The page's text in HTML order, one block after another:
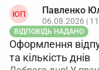
ЮП Павленко
06.08.2026 |
ВІДПОВІДЬ НАДАНО
Оформлення
та кількість днів